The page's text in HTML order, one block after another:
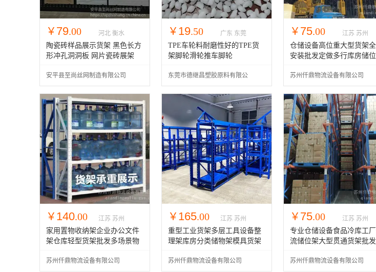
￥ 79.00 河北 衡水
陶瓷砖样品展示货架 黑色长方
形冲孔洞洞板 网片瓷砖展架
安平县至尚丝网制造有限公司
￥ 19.50 广东 东莞
TPE车轮料耐磨性好的TPE货
架脚轮滑轮推车脚轮
东莞市德继昌塑胶原料有限公
司
￥ 75.00 江苏 苏州
仓储设备高位重大型货架全
安装批发定做多行库房储
苏州仟鼎物流设备有限公司
￥ 140.00 江苏 苏州
家用置物收纳架企业办公文件
架仓库轻型货架批发多场景物
苏州仟鼎物流设备有限公司
￥ 165.00 江苏 苏州
重型工业货架多层工具设备整
理架库房分类储物架模具货架
苏州仟鼎物流设备有限公司
￥ 75.00 江苏 苏州
专业仓储设备食品冷库工
流储位架大型贯通货架批
苏州仟鼎物流设备有限公司